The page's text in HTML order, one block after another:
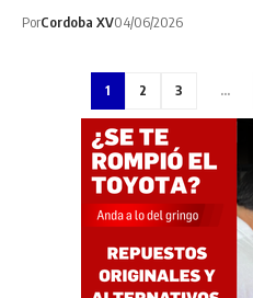
PorCordoba XV04/06/2026
1 2 3 …